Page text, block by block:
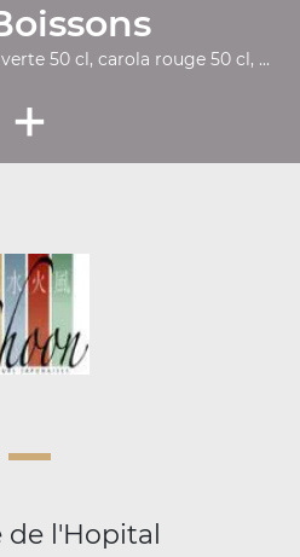
50 cl, carola rouge 50 cl, ...
+
de l'Hopital